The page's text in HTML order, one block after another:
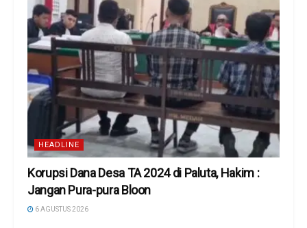
HEADLINE
Korupsi Dana Desa TA 2024 di Paluta, Hakim :
Jangan Pura-pura Bloon
6 AGUSTUS 2026